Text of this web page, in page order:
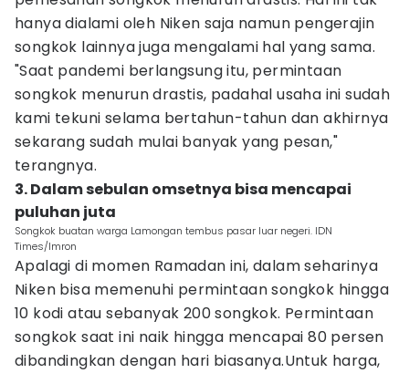
hanya dialami oleh Niken saja namun pengerajin
songkok lainnya juga mengalami hal yang sama.
"Saat pandemi berlangsung itu, permintaan
songkok menurun drastis, padahal usaha ini sudah
kami tekuni selama bertahun-tahun dan akhirnya
sekarang sudah mulai banyak yang pesan,"
terangnya.
3. Dalam sebulan omsetnya bisa mencapai
puluhan juta
Songkok buatan warga Lamongan tembus pasar luar negeri. IDN
Times/Imron
Apalagi di momen Ramadan ini, dalam seharinya
Niken bisa memenuhi permintaan songkok hingga
10 kodi atau sebanyak 200 songkok. Permintaan
songkok saat ini naik hingga mencapai 80 persen
dibandingkan dengan hari biasanya.Untuk harga,